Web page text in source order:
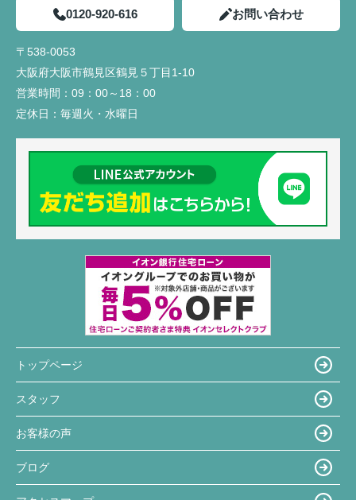
0120-920-616 お問い合わせ
〒538-0053
大阪府大阪市鶴見区鶴見５丁目1-10
営業時間： 09：00～18：00
定休日： 毎週火・水曜日
トップページ
スタッフ
お客様の声
ブログ